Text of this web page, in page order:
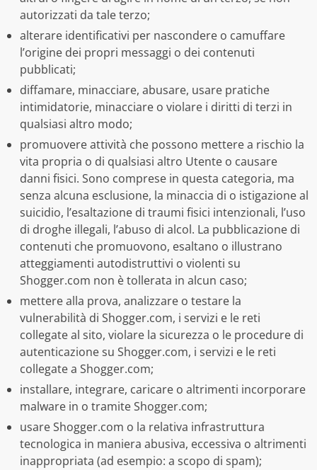
autorizzati da tale terzo;
alterare identificativi per nascondere o camuffare
l’origine dei propri messaggi o dei contenuti
pubblicati;
diffamare, minacciare, abusare, usare pratiche
intimidatorie, minacciare o violare i diritti di terzi in
qualsiasi altro modo;
promuovere attività che possono mettere a rischio la
vita propria o di qualsiasi altro Utente o causare
danni fisici. Sono comprese in questa categoria, ma
senza alcuna esclusione, la minaccia di o istigazione al
suicidio, l’esaltazione di traumi fisici intenzionali, l’uso
di droghe illegali, l’abuso di alcol. La pubblicazione di
contenuti che promuovono, esaltano o illustrano
atteggiamenti autodistruttivi o violenti su
Shogger.com non è tollerata in alcun caso;
mettere alla prova, analizzare o testare la
vulnerabilità di Shogger.com, i servizi e le reti
collegate al sito, violare la sicurezza o le procedure di
autenticazione su Shogger.com, i servizi e le reti
collegate a Shogger.com;
installare, integrare, caricare o altrimenti incorporare
malware in o tramite Shogger.com;
usare Shogger.com o la relativa infrastruttura
tecnologica in maniera abusiva, eccessiva o altrimenti
inappropriata (ad esempio: a scopo di spam);